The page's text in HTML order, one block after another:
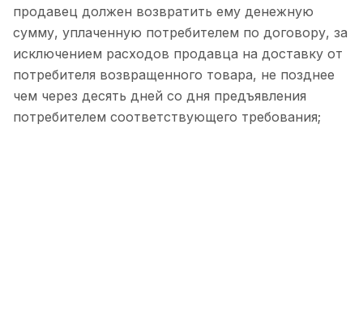
продавец должен возвратить ему денежную
сумму, уплаченную потребителем по договору, за
исключением расходов продавца на доставку от
потребителя возвращенного товара, не позднее
чем через десять дней со дня предъявления
потребителем соответствующего требования;